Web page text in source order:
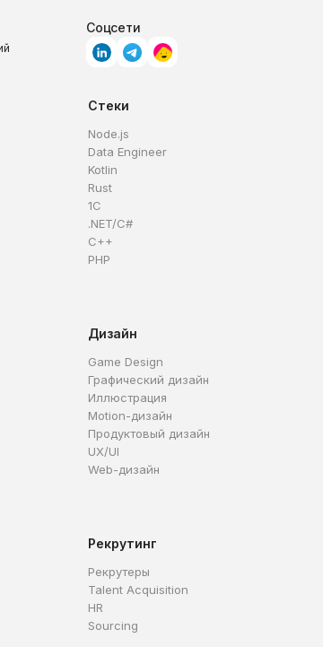
Соцсети
Стеки
Node.js
Data Engineer
Kotlin
Rust
1C
.NET/C#
C++
PHP
Дизайн
Game Design
Графический дизайн
Иллюстрация
Motion-дизайн
Продуктовый дизайн
UX/UI
Web-дизайн
Рекрутинг
Рекрутеры
Talent Acquisition
HR
Sourcing